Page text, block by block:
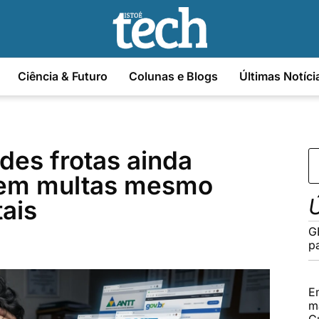
Ciência & Futuro Colunas e Blogs Últimas
frotas ainda
multas mesmo